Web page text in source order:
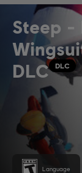
Language
Steep -
DLC
DLC